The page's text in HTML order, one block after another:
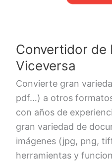
Convertidor de
Viceversa
Convierte gran
pdf…) a otros
con años de
gran variedad de
imágenes (jpg, png,
herramientas y